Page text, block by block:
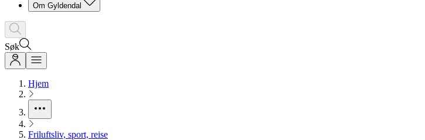
Om Gyldendal
Søk
Hjem
Friluftsliv, sport, reise